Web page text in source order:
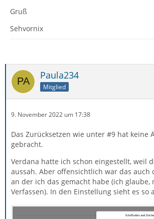
Gruß
Sehvornix
Paula234
Mitglied
9. November 2022 um 17:38
Das Zurücksetzen wie unter #9 hat keine
gebracht.
Verdana hatte ich schon eingestellt, weil
aussah. Aber offensichtlich war das auch
an der ich das gemacht habe (ich glaube,
Verfassen). In den Einstellung sieht es so